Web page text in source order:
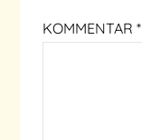
KOMMENTAR*